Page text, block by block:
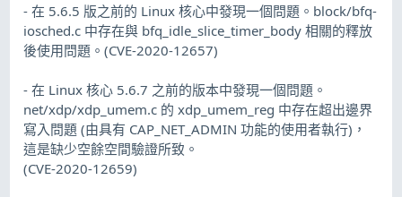
- 在 5.6.5 版之前的 Linux 核心中發現一個問題。block/bfq-
iosched.c 中存在與 bfq_idle_slice_timer_body 相關的釋放
後使用問題。(CVE-2020-12657)
- 在 Linux 核心 5.6.7 之前的版本中發現一個問題。
net/xdp/xdp_umem.c 的 xdp_umem_reg 中存在超出邊界
寫入問題 (由具有 CAP_NET_ADMIN 功能的使用者執行)，
這是缺少空餘空間驗證所致。
(CVE-2020-12659)